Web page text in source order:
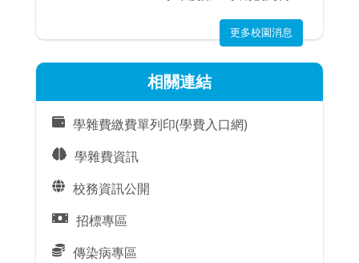
更多校園消息
相關連結
學雜費繳費單列印(學費入口網)
學雜費資訊
校務資訊公開
招標專區
傳染病專區